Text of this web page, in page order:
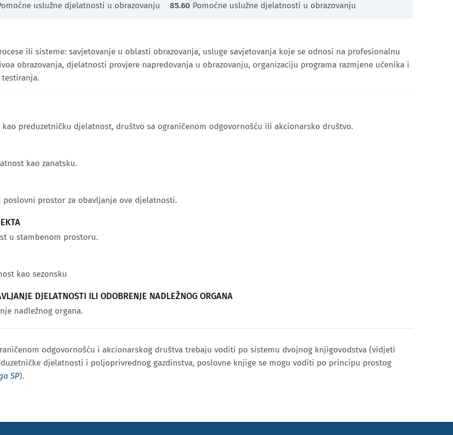
uslužne djelatnosti u obrazovanju 85.60 Pomoćne uslužne djelatnosti u obrazovanju​
ili sisteme: savjetovanje u oblasti obrazovanja, usluge savjetovanja koje se odnosi na profesionalnu
obrazovanja, djelatnosti provjere napredovanja u obrazovanju, organizaciju programa razmjene učenika i
preduzetničku djelatnost, društvo sa ograničenom odgovornošću ili akcionarsko društvo.
kao zanatsku.
prostor za obavljanje ove djelatnosti.
u stambenom prostoru.
kao sezonsku
DJELATNOSTI ILI ODOBRENJE NADLEŽNOG ORGANA
nadležnog organa.
odgovornošću i akcionarskog društva trebaju voditi po sistemu dvojnog knjigovodstva (vidjeti
djelatnosti i poljoprivrednog gazdinstva, poslovne knjige se mogu voditi po principu prostog
SP).